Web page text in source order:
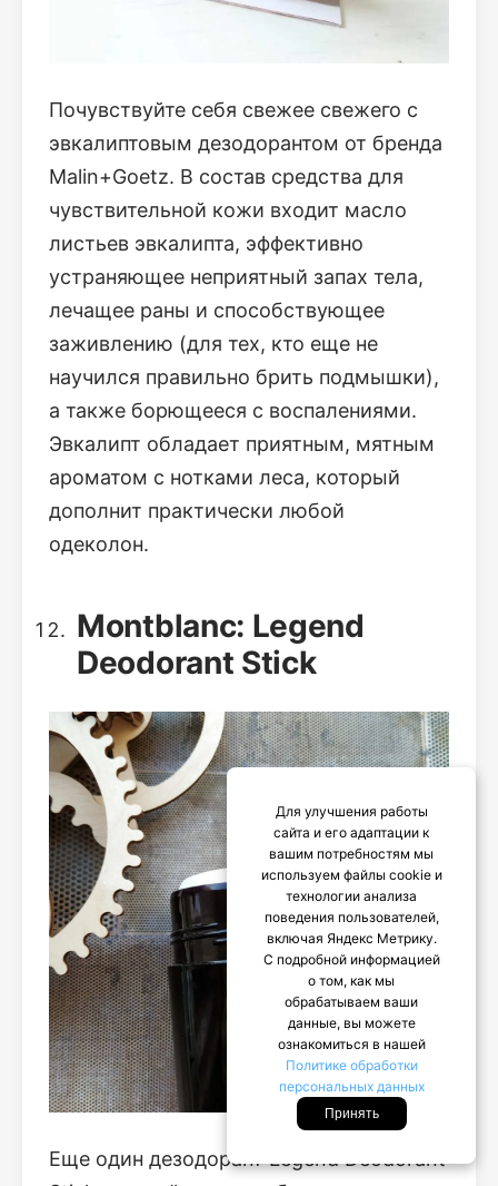
Почувствуйте себя свежее свежего с
эвкалиптовым дезодорантом от бренда
Malin+Goetz. В состав средства для
чувствительной кожи входит масло
листьев эвкалипта, эффективно
устраняющее неприятный запах тела,
лечащее раны и способствующее
заживлению (для тех, кто еще не
научился правильно брить подмышки),
а также борющееся с воспалениями.
Эвкалипт обладает приятным, мятным
ароматом с нотками леса, который
дополнит практически любой
одеколон.
Montblanc: Legend
Deodorant Stick
Еще один дезодорант Legend Deodorant
Для улучшения работы
сайта и его адаптации к
вашим потребностям мы
используем файлы cookie и
технологии анализа
поведения пользователей,
включая Яндекс Метрику.
С подробной информацией
о том, как мы
обрабатываем ваши
данные, вы можете
ознакомиться в нашей
Политике обработки
персональных данных
Принять